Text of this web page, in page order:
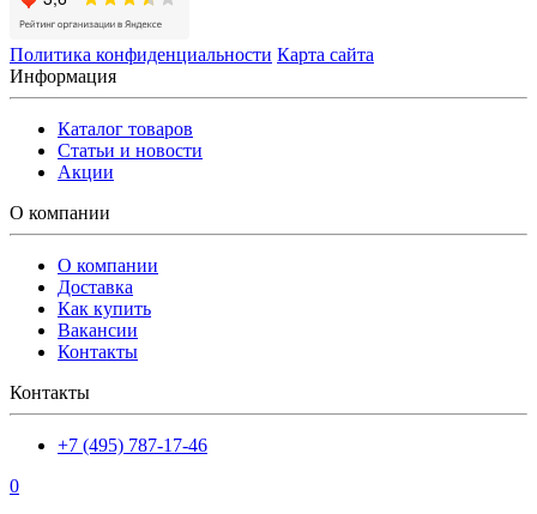
Политика конфиденциальности Карта сайта
Информация
Каталог товаров
Статьи и новости
Акции
О компании
О компании
Доставка
Как купить
Вакансии
Контакты
Контакты
+7 (495) 787-17-46
0